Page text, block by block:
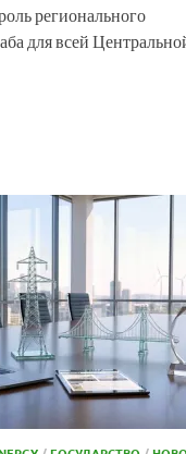
регионального
для всей